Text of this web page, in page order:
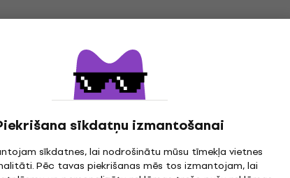
sīkdatņu izmantošanai
sīkdatnes, lai nodrošinātu mūsu tīmekļa vietnes
Pēc tavas piekrišanas mēs tos izmantojam, lai